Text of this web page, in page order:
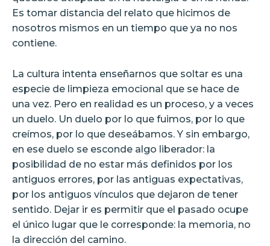
Es tomar distancia del relato que hicimos de
nosotros mismos en un tiempo que ya no nos
contiene.
La cultura intenta enseñarnos que soltar es una
especie de limpieza emocional que se hace de
una vez. Pero en realidad es un proceso, y a veces
un duelo. Un duelo por lo que fuimos, por lo que
creímos, por lo que deseábamos. Y sin embargo,
en ese duelo se esconde algo liberador: la
posibilidad de no estar más definidos por los
antiguos errores, por las antiguas expectativas,
por los antiguos vínculos que dejaron de tener
sentido. Dejar ir es permitir que el pasado ocupe
el único lugar que le corresponde: la memoria, no
la dirección del camino.